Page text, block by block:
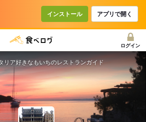
インストール アプリで開く
ログイン
リア好きなもいちのレストランガイド